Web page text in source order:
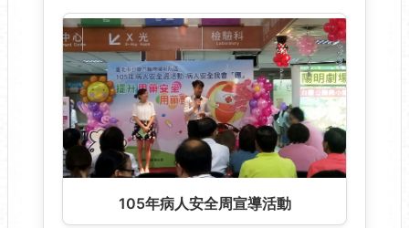
105年病人安全周宣導活動